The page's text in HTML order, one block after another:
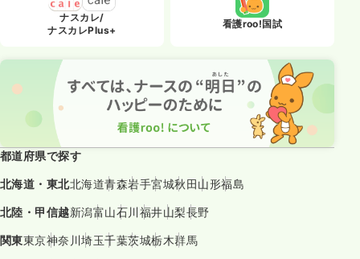
ナスカレ/
ナスカレPlus+
看護roo!国試
都道府県で探す
北海道・東北北海道青森岩手宮城秋田山形福島
北陸・甲信越新潟富山石川福井山梨長野
関東東京神奈川埼玉千葉茨城栃木群馬